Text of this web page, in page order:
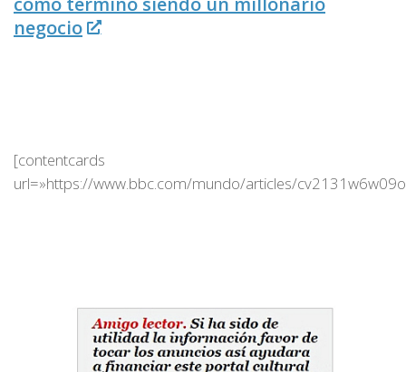
negocio
[contentcards
url=»https://www.bbc.com/mundo/articles/